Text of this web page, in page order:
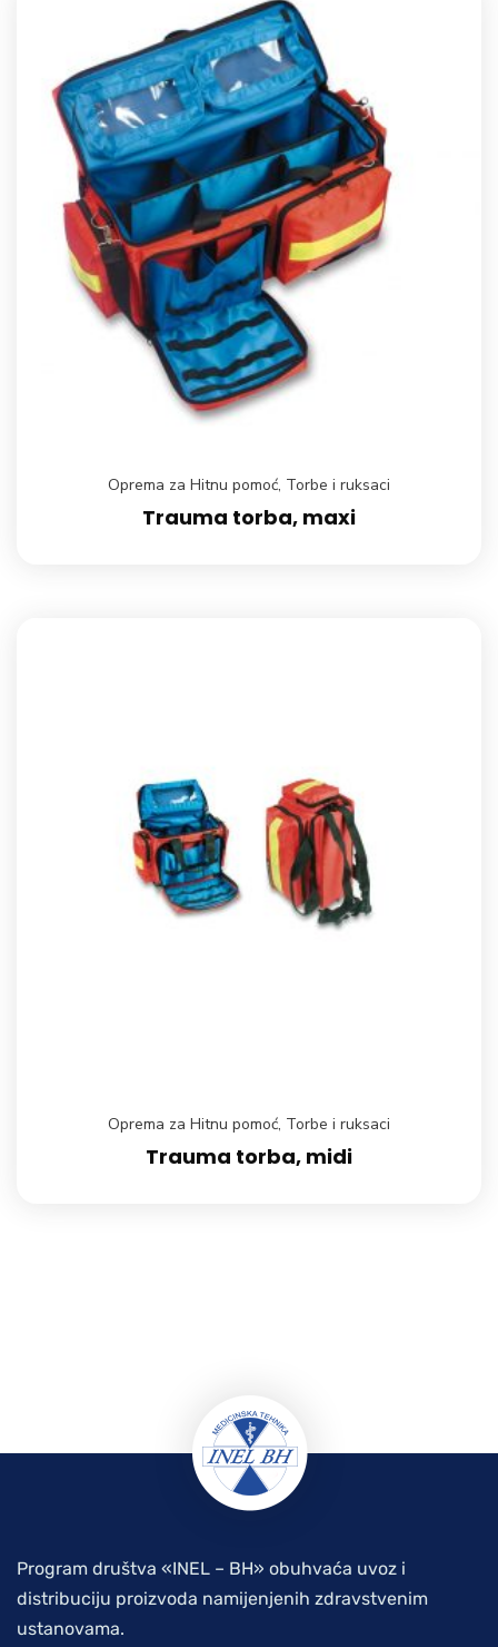
Oprema za Hitnu pomoć, Torbe i ruksaci
Trauma torba, maxi
Oprema za Hitnu pomoć, Torbe i ruksaci
Trauma torba, midi
Program društva «INEL – BH» obuhvaća uvoz i
distribuciju proizvoda namijenjenih zdravstvenim
ustanovama.